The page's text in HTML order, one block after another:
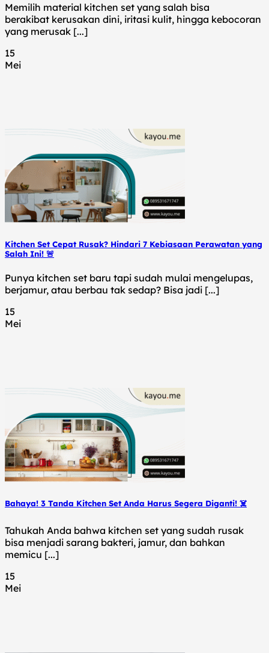
Memilih material kitchen set yang salah bisa
berakibat kerusakan dini, iritasi kulit, hingga kebocoran
yang merusak [...]
15
Mei
Kitchen Set Cepat Rusak? Hindari 7 Kebiasaan Perawatan yang
Salah Ini! 🚨
Punya kitchen set baru tapi sudah mulai mengelupas,
berjamur, atau berbau tak sedap? Bisa jadi [...]
15
Mei
Bahaya! 3 Tanda Kitchen Set Anda Harus Segera Diganti! ☠️
Tahukah Anda bahwa kitchen set yang sudah rusak
bisa menjadi sarang bakteri, jamur, dan bahkan
memicu [...]
15
Mei